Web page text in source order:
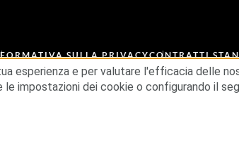
SULLA PRIVACYCONTRATTI
Tutti i diritti riservati.
esperienza e per valutare l'efficacia delle
impostazioni dei cookie o configurando il